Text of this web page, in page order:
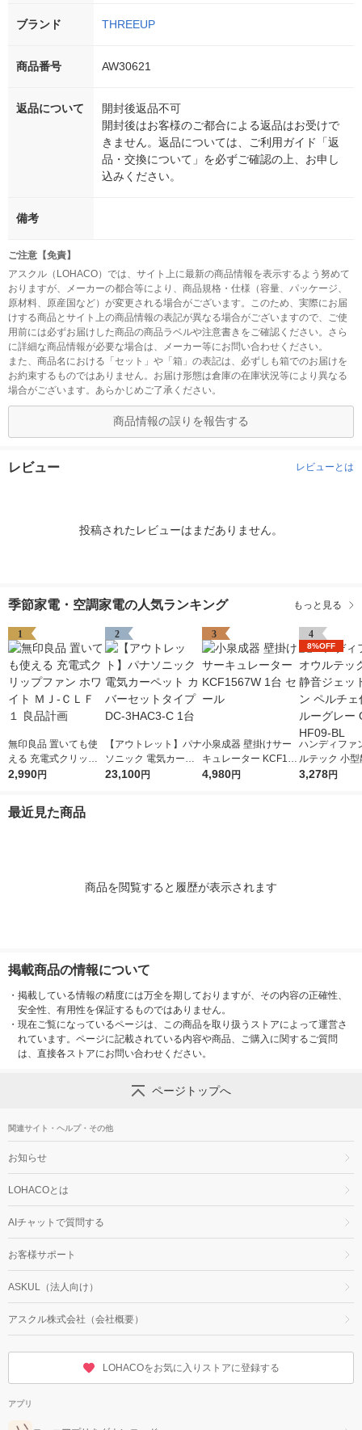
ブランド THREEUP
商品番号 AW30621
返品について
開封後返品不可
開封後はお客様のご都合による返品はお受けで
きません。返品については、ご利用ガイド「返
品・交換について」を必ずご確認の上、お申し
込みください。
備考
ご注意【免責】
アスクル（LOHACO）では、サイト上に最新の商品情報を表示するよう努めて
おりますが、メーカーの都合等により、商品規格・仕様（容量、パッケージ、
原材料、原産国など）が変更される場合がございます。このため、実際にお届
けする商品とサイト上の商品情報の表記が異なる場合がございますので、ご使
用前には必ずお届けした商品の商品ラベルや注意書きをご確認ください。さら
に詳細な商品情報が必要な場合は、メーカー等にお問い合わせください。
また、商品名における「セット」や「箱」の表記は、必ずしも箱でのお届けを
お約束するものではありません。お届け形態は倉庫の在庫状況等により異なる
場合がございます。あらかじめご了承ください。
商品情報の誤りを報告する
レビュー レビューとは
投稿されたレビューはまだありません。
季節家電・空調家電の人気ランキング もっと見る
1
無印良品 置いても使
える 充電式クリップ
ファン ホワイト ＭＪ-
2,990円
2
【アウトレット】パナ
ソニック 電気カーペ
ット カバーセットタ
23,100円
3
小泉成器 壁掛けサー
キュレーター KCF156
7W 1台 セール
4,980円
4
8%OFF
ハンディファ
ルテック 小
ェットファン
3,278円
最近見た商品
商品を閲覧すると履歴が表示されます
掲載商品の情報について
・ 掲載している情報の精度には万全を期しておりますが、その内容の正確性、
安全性、有用性を保証するものではありません。
・ 現在ご覧になっているページは、この商品を取り扱うストアによって運営さ
れています。ページに記載されている内容や商品、ご購入に関するご質問
は、直接各ストアにお問い合わせください。
ページトップへ
関連サイト・ヘルプ・その他
お知らせ
LOHACOとは
AIチャットで質問する
お客様サポート
ASKUL（法人向け）
アスクル株式会社（会社概要）
LOHACOをお気に入りストアに登録する
アプリ